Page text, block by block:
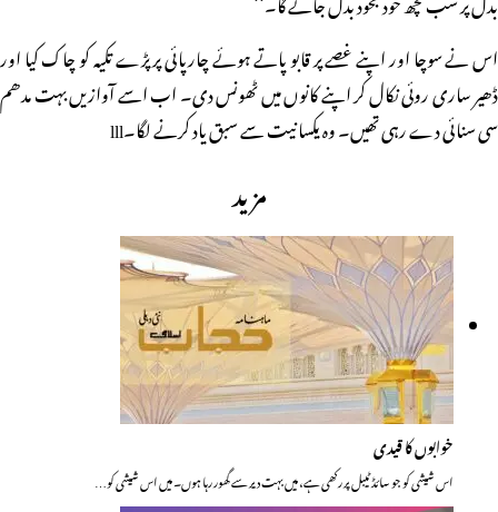
اس نے سوچا اور اپنے غصے پر قابو پاتے ہوئے چارپائی پر پڑے تکیہ کو چاک کیا اور
ڈھیر ساری روئی نکال کر اپنے کانوں میں ٹھونس دی۔ اب اسے آوازیں بہت مدھم
سی سنائی دے رہی تھیں۔ وہ یکسانیت سے سبق یاد کرنے لگا۔lll
مزید
خوابوں کا قیدی
اس شیشی کو جو سائڈ ٹیبل پر رکھی ہے، میں بہت دیر سے گھور رہا ہوں۔ میں اس شیشی کو…